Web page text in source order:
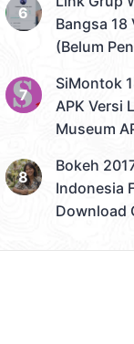
Bangsa 18
(Belum
SiMontok
APK Versi
Museum
Bokeh
Bokeh
Indonesia
Download